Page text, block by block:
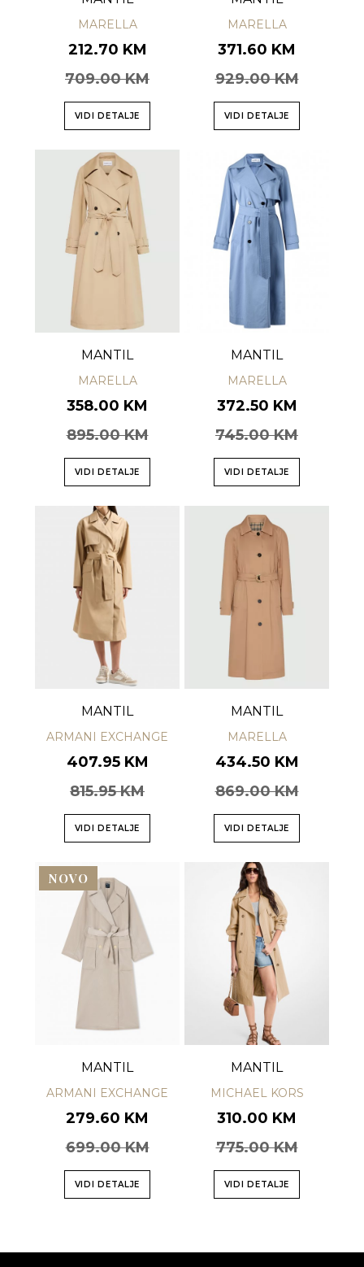
MARELLA
212.70 KM
709.00 KM
VIDI DETALJE
MARELLA
371.60 KM
929.00 KM
VIDI DETALJE
MANTIL
MARELLA
358.00 KM
895.00 KM
VIDI DETALJE
MANTIL
MARELLA
372.50 KM
745.00 KM
VIDI DETALJE
MANTIL
ARMANI EXCHANGE
407.95 KM
815.95 KM
VIDI DETALJE
MANTIL
MARELLA
434.50 KM
869.00 KM
VIDI DETALJE
NOVO
MANTIL
ARMANI EXCHANGE
279.60 KM
699.00 KM
VIDI DETALJE
MANTIL
MICHAEL KORS
310.00 KM
775.00 KM
VIDI DETALJE